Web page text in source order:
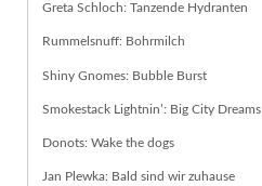
Greta Schloch: Tanzende Hydranten
Rummelsnuff: Bohrmilch
Shiny Gnomes: Bubble Burst
Smokestack Lightnin’: Big City Dreams
Donots: Wake the dogs
Jan Plewka: Bald sind wir zuhause